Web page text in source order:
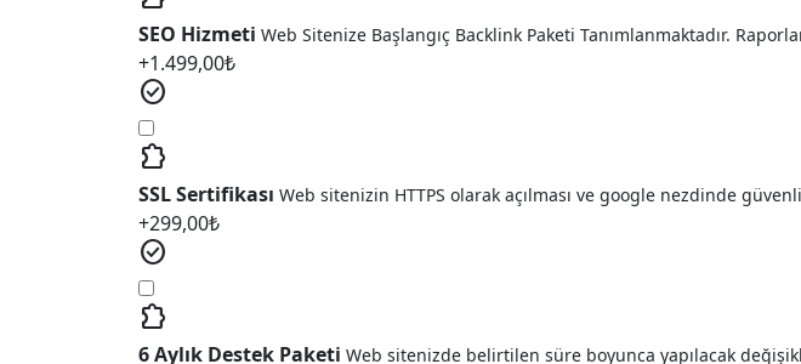
SEO Hizmeti Web Sitenize Başlangıç Backlink Paketi Tanımlanmaktadır.
+1.499,00₺
check_circle
extension
SSL Sertifikası Web sitenizin HTTPS olarak açılması ve google nezdinde
+299,00₺
check_circle
extension
6 Aylık Destek Paketi Web sitenizde belirtilen süre boyunca yapılacak